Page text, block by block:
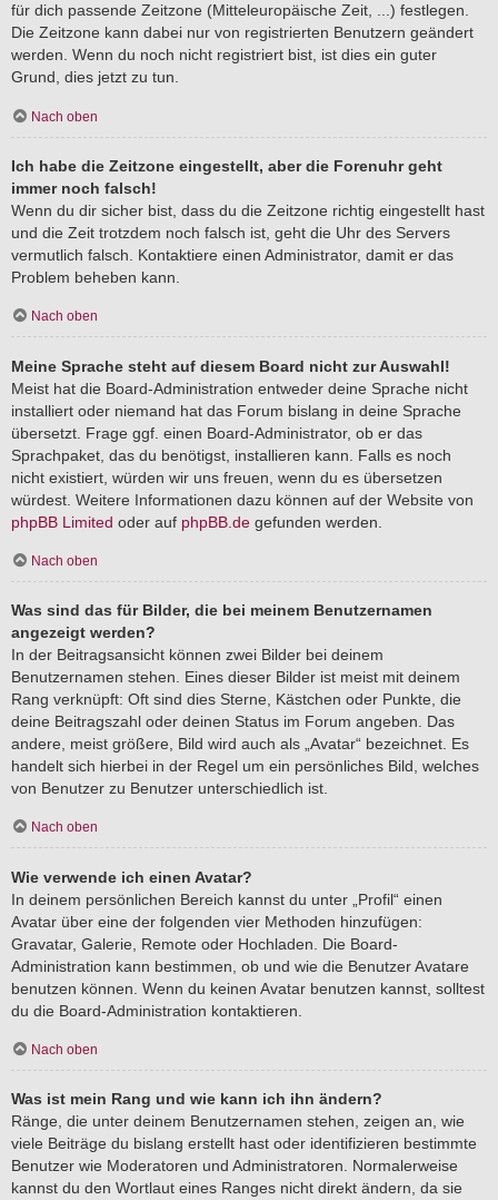
für dich passende Zeitzone (Mitteleuropäische Zeit, ...) festlegen.
Die Zeitzone kann dabei nur von registrierten Benutzern geändert
werden. Wenn du noch nicht registriert bist, ist dies ein guter
Grund, dies jetzt zu tun.
Nach oben
Ich habe die Zeitzone eingestellt, aber die Forenuhr geht
immer noch falsch!
Wenn du dir sicher bist, dass du die Zeitzone richtig eingestellt hast
und die Zeit trotzdem noch falsch ist, geht die Uhr des Servers
vermutlich falsch. Kontaktiere einen Administrator, damit er das
Problem beheben kann.
Nach oben
Meine Sprache steht auf diesem Board nicht zur Auswahl!
Meist hat die Board-Administration entweder deine Sprache nicht
installiert oder niemand hat das Forum bislang in deine Sprache
übersetzt. Frage ggf. einen Board-Administrator, ob er das
Sprachpaket, das du benötigst, installieren kann. Falls es noch
nicht existiert, würden wir uns freuen, wenn du es übersetzen
würdest. Weitere Informationen dazu können auf der Website von
phpBB Limited oder auf phpBB.de gefunden werden.
Nach oben
Was sind das für Bilder, die bei meinem Benutzernamen
angezeigt werden?
In der Beitragsansicht können zwei Bilder bei deinem
Benutzernamen stehen. Eines dieser Bilder ist meist mit deinem
Rang verknüpft: Oft sind dies Sterne, Kästchen oder Punkte, die
deine Beitragszahl oder deinen Status im Forum angeben. Das
andere, meist größere, Bild wird auch als „Avatar“ bezeichnet. Es
handelt sich hierbei in der Regel um ein persönliches Bild, welches
von Benutzer zu Benutzer unterschiedlich ist.
Nach oben
Wie verwende ich einen Avatar?
In deinem persönlichen Bereich kannst du unter „Profil“ einen
Avatar über eine der folgenden vier Methoden hinzufügen:
Gravatar, Galerie, Remote oder Hochladen. Die Board-
Administration kann bestimmen, ob und wie die Benutzer Avatare
benutzen können. Wenn du keinen Avatar benutzen kannst, solltest
du die Board-Administration kontaktieren.
Nach oben
Was ist mein Rang und wie kann ich ihn ändern?
Ränge, die unter deinem Benutzernamen stehen, zeigen an, wie
viele Beiträge du bislang erstellt hast oder identifizieren bestimmte
Benutzer wie Moderatoren und Administratoren. Normalerweise
kannst du den Wortlaut eines Ranges nicht direkt ändern, da sie